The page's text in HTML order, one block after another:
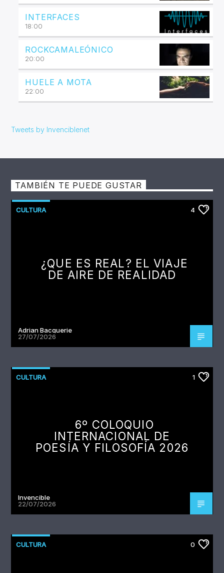
INTERFACES
18:00
ROCKCAMALEÓNICO
20:00
HUELE A MOTA
22:00
Tweets by Invenciblenet
TAMBIÉN TE PUEDE GUSTAR
CULTURA 4
¿QUE ES REAL? EL VIAJE
DE AIRE DE REALIDAD
Adrian Bacquerie
27/07/2026
CULTURA 1
6º COLOQUIO
INTERNACIONAL DE
POESÍA Y FILOSOFÍA 2026
Invencible
22/07/2026
CULTURA 0